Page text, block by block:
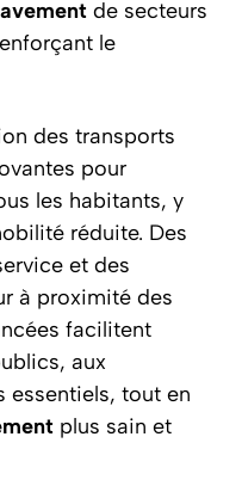
de secteurs
le
des transports
pour
les habitants, y
réduite. Des
et des
à proximité des
facilitent
aux
essentiels, tout en
plus sain et